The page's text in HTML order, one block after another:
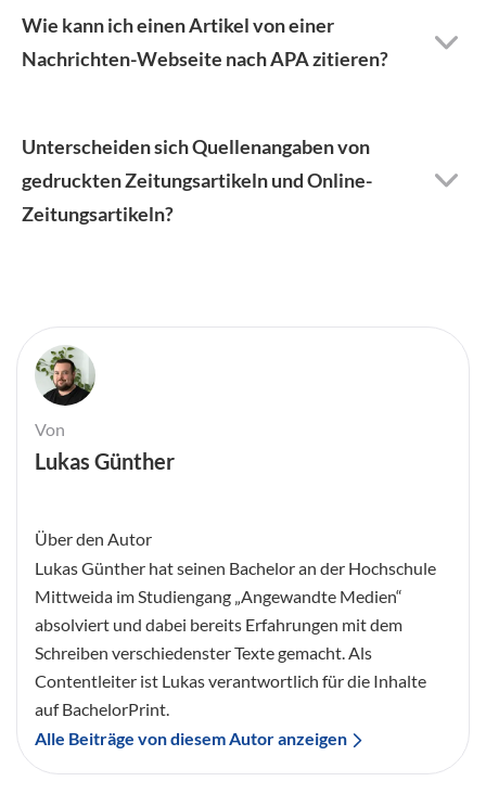
Wie kann ich einen Artikel von einer
Nachrichten-Webseite nach APA zitieren?
Unterscheiden sich Quellenangaben von
gedruckten Zeitungsartikeln und Online-
Zeitungsartikeln?
Von
Lukas Günther
Über den Autor
Lukas Günther hat seinen Bachelor an der Hochschule
Mittweida im Studiengang „Angewandte Medien“
absolviert und dabei bereits Erfahrungen mit dem
Schreiben verschiedenster Texte gemacht. Als
Contentleiter ist Lukas verantwortlich für die Inhalte
auf BachelorPrint.
Alle Beiträge von diesem Autor anzeigen